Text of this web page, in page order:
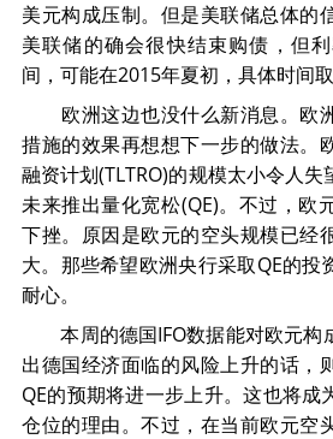
美元构成压制。但是美联储总体的
美联储的确会很快结束购债，但
间，可能在2015年夏初，具体时间取
欧洲这边也没什么新消息。欧
措施的效果再想想下一步的做法。
融资计划(TLTRO)的规模太小令人
未来推出量化宽松(QE)。不过，欧
下挫。原因是欧元的空头规模已经
大。那些希望欧洲央行采取QE的投
耐心。
本周的德国IFO数据能对欧元构
出德国经济面临的风险上升的话，
QE的预期将进一步上升。这也将成
仓位的理由。不过，在当前欧元空
贸金APP